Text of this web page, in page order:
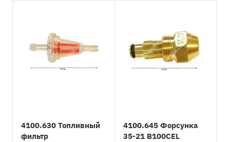
4100.630 Топливный
фильтр
4100.645 Форсунка
35-21 B100CEL